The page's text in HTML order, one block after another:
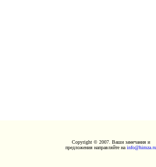
Copyright © 2007. Ваши замечания и
предложения направляйте на